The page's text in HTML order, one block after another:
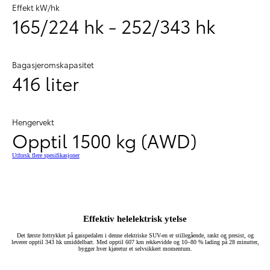
Effekt kW/hk
165/224 hk - 252/343 hk
Bagasjeromskapasitet
416 liter
Hengervekt
Opptil 1500 kg (AWD)
Utforsk flere spesifikasjoner
Effektiv helelektrisk ytelse
Det første fottrykket på gasspedalen i denne elektriske SUV-en er stillegående, raskt og presist, og
leverer opptil 343 hk umiddelbart. Med opptil 607 km rekkevidde og 10–80 % lading på 28 minutter,
bygger hver kjøretur et selvsikkert momentum.